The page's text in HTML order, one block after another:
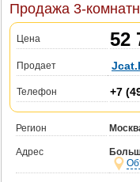
Продажа 3-
Цена 52
Продает
Телефон +7
Регион
Адрес